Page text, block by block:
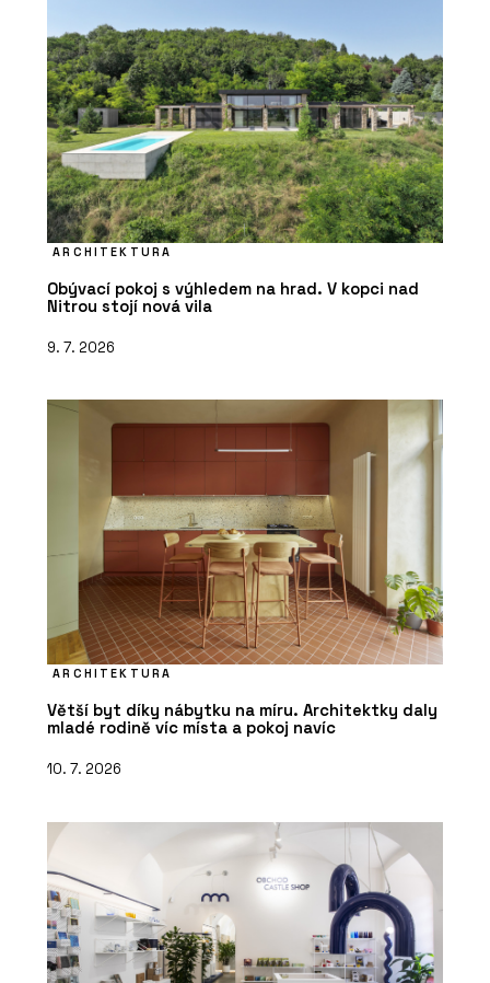
ARCHITEKTURA
Obývací pokoj s výhledem na hrad. V kopci nad
Nitrou stojí nová vila
9. 7. 2026
ARCHITEKTURA
Větší byt díky nábytku na míru. Architektky daly
mladé rodině víc místa a pokoj navíc
10. 7. 2026